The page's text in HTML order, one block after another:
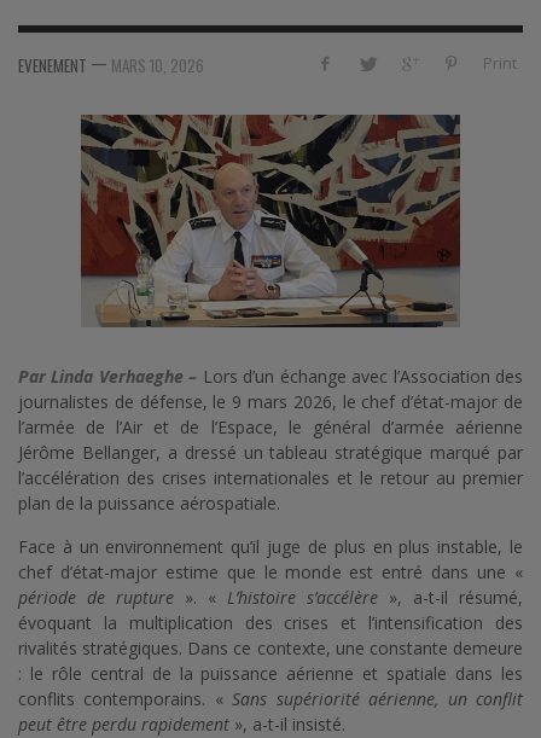
Print
EVENEMENT — MARS 10, 2026
Par Linda Verhaeghe – Lors d’un échange avec l’Association des
journalistes de défense, le 9 mars 2026, le chef d’état-major de
l’armée de l’Air et de l’Espace, le général d’armée aérienne
Jérôme Bellanger, a dressé un tableau stratégique marqué par
l’accélération des crises internationales et le retour au premier
plan de la puissance aérospatiale.
Face à un environnement qu’il juge de plus en plus instable, le
chef d’état-major estime que le monde est entré dans une «
période de rupture ». « L’histoire s’accélère », a-t-il résumé,
évoquant la multiplication des crises et l’intensification des
rivalités stratégiques. Dans ce contexte, une constante demeure
: le rôle central de la puissance aérienne et spatiale dans les
conflits contemporains. «Sans supériorité aérienne, un conflit
peut être perdu rapidement », a-t-il insisté.